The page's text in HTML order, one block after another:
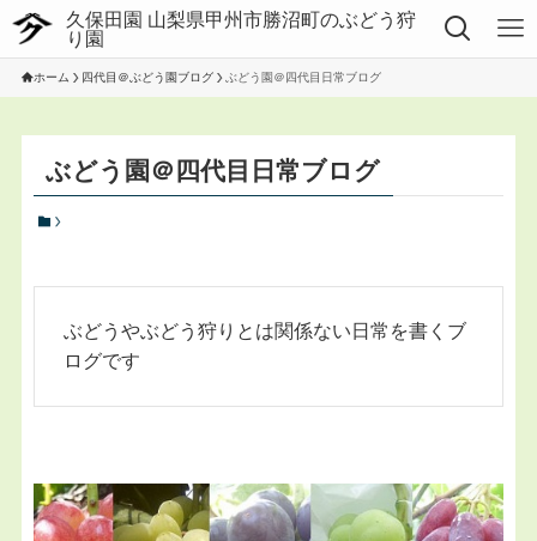
ホーム 四代目＠ぶどう園ブログ ぶどう園＠四代目日常ブログ
ぶどう園＠四代目日常ブログ
ぶどうやぶどう狩りとは関係ない日常を書くブ
ログです